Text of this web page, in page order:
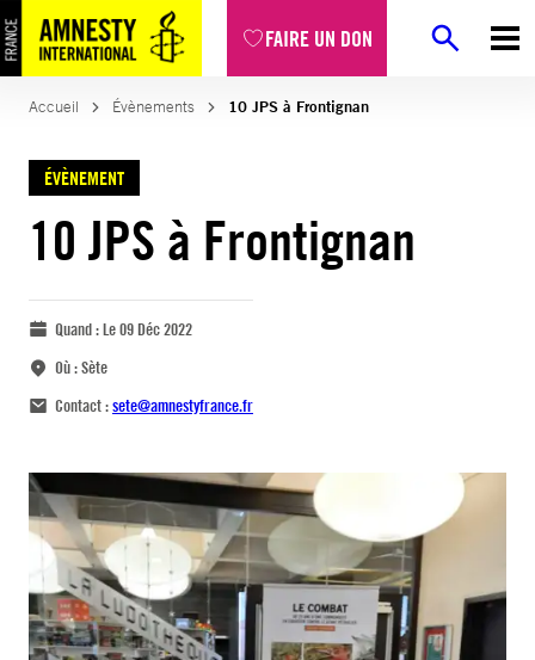
FAIRE UN DON
Accueil Évènements 10 JPS à Frontignan
ÉVÈNEMENT
10 JPS à Frontignan
Quand :Le 09 Déc 2022
Où :Sète
Contact :sete@amnestyfrance.fr